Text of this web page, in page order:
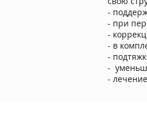
-
- при
-
- в
-
-
-